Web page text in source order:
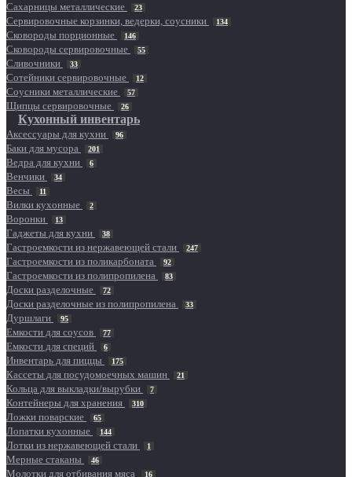
Сахарницы металлические 23
Сервировочные корзинки, ведерки, соусники 134
Сковороды порционные 146
Сковороды сервировочные 55
Сливочники 33
Сотейники сервировочные 12
Соусники металлические 57
Щипцы сервировочные 26
Кухонный инвентарь
Аксессуары для кухни 96
Баки для мусора 201
Ведра для кухни 6
Венчики 34
Весы 11
Вилки кухонные 2
Воронки 13
Гаджеты для кухни 38
Гастроемкости из нержавеющей стали 247
Гастроемкости из поликарбоната 92
Гастроемкости из полипропилена 83
Доски разделочные 72
Доски разделочные из полипропилена 33
Дуршлаги 95
Емкости для соусов 77
Емкости для специй 6
Инвентарь для пиццы 175
Кассеты для посудомоечных машин 21
Кольца для выкладки/вырубки 7
Контейнеры для хранения 310
Ложки поварские 65
Лопатки кухонные 144
Лотки из нержавеющей стали 1
Мерные стаканы 46
Молотки для отбивания мяса 16